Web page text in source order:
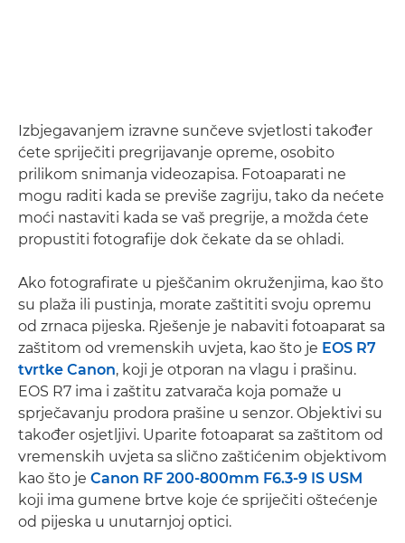
Izbjegavanjem izravne sunčeve svjetlosti također
ćete spriječiti pregrijavanje opreme, osobito
prilikom snimanja videozapisa. Fotoaparati ne
mogu raditi kada se previše zagriju, tako da nećete
moći nastaviti kada se vaš pregrije, a možda ćete
propustiti fotografije dok čekate da se ohladi.
Ako fotografirate u pješčanim okruženjima, kao što
su plaža ili pustinja, morate zaštititi svoju opremu
od zrnaca pijeska. Rješenje je nabaviti fotoaparat sa
zaštitom od vremenskih uvjeta, kao što je EOS R7
tvrtke Canon, koji je otporan na vlagu i prašinu.
EOS R7 ima i zaštitu zatvarača koja pomaže u
sprječavanju prodora prašine u senzor. Objektivi su
također osjetljivi. Uparite fotoaparat sa zaštitom od
vremenskih uvjeta sa slično zaštićenim objektivom
kao što je Canon RF 200-800mm F6.3-9 IS USM
koji ima gumene brtve koje će spriječiti oštećenje
od pijeska u unutarnjoj optici.